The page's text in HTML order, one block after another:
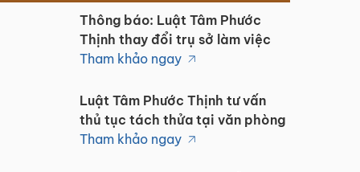
Thông báo: Luật Tâm Phước
Thịnh thay đổi trụ sở làm việc
Tham khảo ngay
Luật Tâm Phước Thịnh tư vấn
thủ tục tách thửa tại văn phòng
Tham khảo ngay